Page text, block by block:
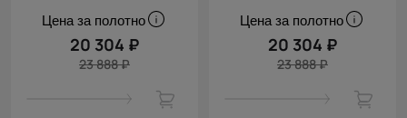
Цена за полотно
20 304 ₽
23 888 ₽
Цена за полотно
20 304 ₽
23 888 ₽